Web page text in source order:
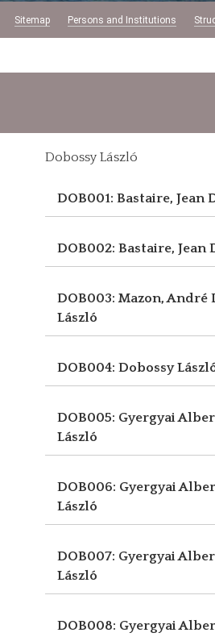
Sitemap Persons and Institutions
Dobossy László
DOB001: Bastaire, Jean
DOB002: Bastaire, Jean
DOB003: Mazon, André
László
DOB004: Dobossy
DOB005: Gyergyai
László
DOB006: Gyergyai
László
DOB007: Gyergyai
László
DOB008: Gyergyai